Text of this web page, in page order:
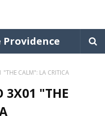
"THE CALM": LA CRITICA
3X01 "THE